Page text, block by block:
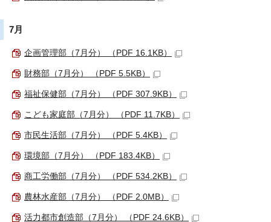
7月
企画管理部（7月分） （PDF 16.1KB）
財務部（7月分） （PDF 5.5KB）
福祉保健部（7月分） （PDF 307.9KB）
こども家庭部（7月分） （PDF 11.7KB）
市民生活部（7月分） （PDF 5.4KB）
環境部（7月分） （PDF 183.4KB）
商工労働部（7月分） （PDF 534.2KB）
農林水産部（7月分） （PDF 2.0MB）
活力都市創造部（7月分） （PDF 24.6KB）